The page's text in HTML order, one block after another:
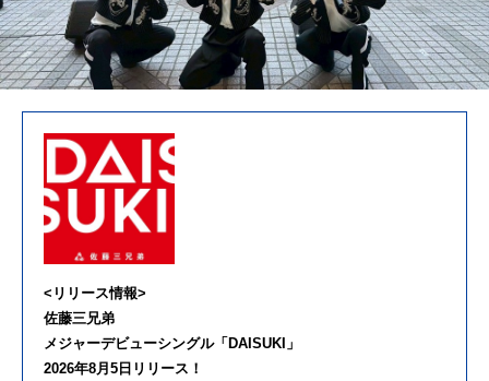
<リリース情報>
佐藤三兄弟
メジャーデビューシングル「DAISUKI」
2026年8月5日リリース！